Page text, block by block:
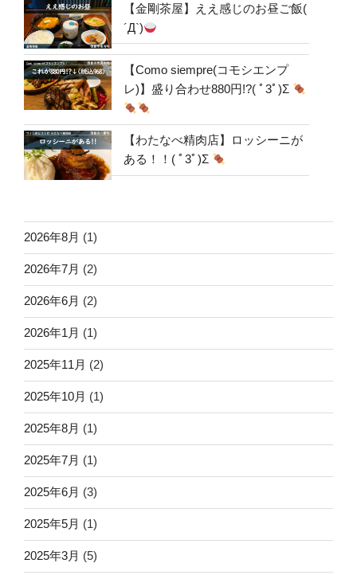
【金剛茶屋】ええ感じのお昼ご飯(
´Д`)
【Como siempre(コモシエンプ
レ)】盛り合わせ880円!?( ﾟ3ﾟ)Σ
【わたなべ精肉店】ロッシーニが
ある！！( ﾟ3ﾟ)Σ
2026年8月 (1)
2026年7月 (2)
2026年6月 (2)
2026年1月 (1)
2025年11月 (2)
2025年10月 (1)
2025年8月 (1)
2025年7月 (1)
2025年6月 (3)
2025年5月 (1)
2025年3月 (5)